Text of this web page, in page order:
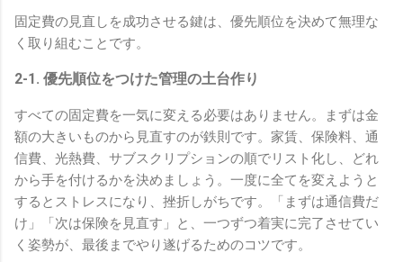
固定費の見直しを成功させる鍵は、優先順位を決めて無理な
く取り組むことです。
2-1. 優先順位をつけた管理の土台作り
すべての固定費を一気に変える必要はありません。まずは金
額の大きいものから見直すのが鉄則です。家賃、保険料、通
信費、光熱費、サブスクリプションの順でリスト化し、どれ
から手を付けるかを決めましょう。一度に全てを変えようと
するとストレスになり、挫折しがちです。「まずは通信費だ
け」「次は保険を見直す」と、一つずつ着実に完了させてい
く姿勢が、最後までやり遂げるためのコツです。